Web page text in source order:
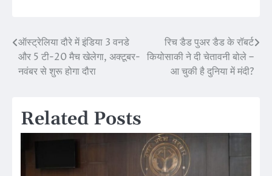
Post
navigation
ऑस्ट्रेलिया दौरे में इंडिया 3 वनडे
और 5 टी-20 मैच खेलेगा, अक्टूबर-
नवंबर से शुरू होगा दौरा
रिच डैड पुअर डैड के रॉबर्ट
कियोसाकी ने दी चेतावनी बोले –
आ चुकी है दुनिया में मंदी?
Related Posts